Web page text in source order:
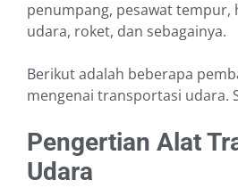
penumpang, pesawat tempur,
udara, roket, dan sebagainya.
Berikut adalah beberapa
mengenai transportasi udara.
Pengertian Alat
Udara